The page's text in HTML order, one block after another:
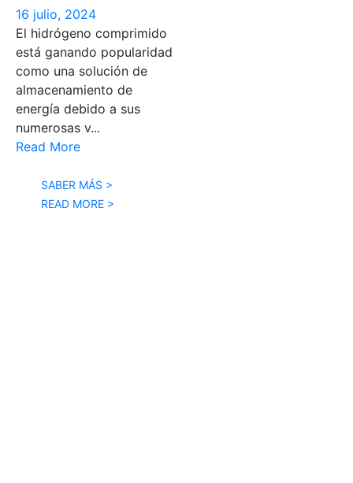
16 julio, 2024
El hidrógeno comprimido
está ganando popularidad
como una solución de
almacenamiento de
energía debido a sus
numerosas v...
Read More
SABER MÁS >
READ MORE >